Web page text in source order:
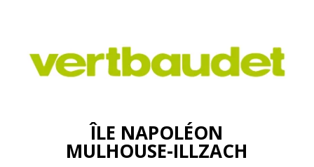
ÎLE NAPOLÉON
MULHOUSE-ILLZACH